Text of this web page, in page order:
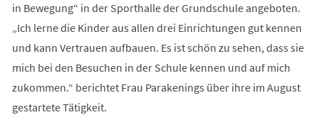
in Bewegung“ in der Sporthalle der Grundschule angeboten.
„Ich lerne die Kinder aus allen drei Einrichtungen gut kennen
und kann Vertrauen aufbauen. Es ist schön zu sehen, dass sie
mich bei den Besuchen in der Schule kennen und auf mich
zukommen.“ berichtet Frau Parakenings über ihre im August
gestartete Tätigkeit.